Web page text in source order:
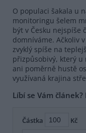
O populaci šakala u
monitoringu šelem
být v Česku nejspíše
domníváme. Ačkoliv
zvyklý spíše na
přizpůsobivý, který u
ani poměrně hustě
využívaná krajina
Líbí se Vám
Částka Kč